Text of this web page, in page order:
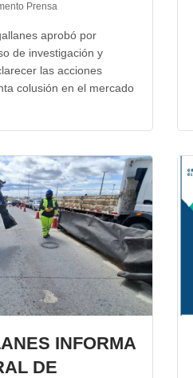
Prensa
aprobó por
de investigación y
las acciones
colusión en el mercado
INFORMA
DE